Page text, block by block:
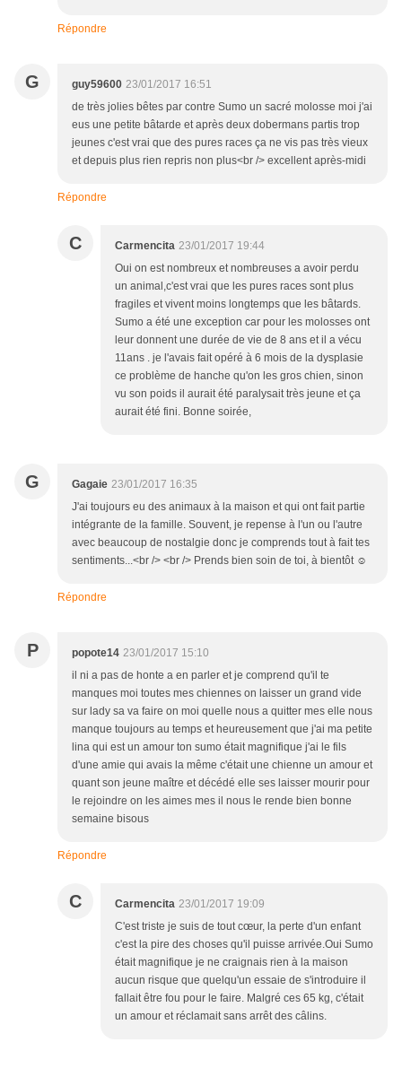
Répondre
G guy59600 23/01/2017 16:51
de très jolies bêtes par contre Sumo un sacré molosse moi j'ai
eus une petite bâtarde et après deux dobermans partis trop
jeunes c'est vrai que des pures races ça ne vis pas très vieux
et depuis plus rien repris non plus<br /> excellent après-midi
Répondre
C Carmencita 23/01/2017 19:44
Oui on est nombreux et nombreuses a avoir perdu
un animal,c'est vrai que les pures races sont plus
fragiles et vivent moins longtemps que les bâtards.
Sumo a été une exception car pour les molosses ont
leur donnent une durée de vie de 8 ans et il a vécu
11ans . je l'avais fait opéré à 6 mois de la dysplasie
ce problème de hanche qu'on les gros chien, sinon
vu son poids il aurait été paralysait très jeune et ça
aurait été fini. Bonne soirée,
G Gagaie 23/01/2017 16:35
J'ai toujours eu des animaux à la maison et qui ont fait partie
intégrante de la famille. Souvent, je repense à l'un ou l'autre
avec beaucoup de nostalgie donc je comprends tout à fait tes
sentiments...<br /> <br /> Prends bien soin de toi, à bientôt ☺
Répondre
P popote14 23/01/2017 15:10
il ni a pas de honte a en parler et je comprend qu'il te
manques moi toutes mes chiennes on laisser un grand vide
sur lady sa va faire on moi quelle nous a quitter mes elle nous
manque toujours au temps et heureusement que j'ai ma petite
lina qui est un amour ton sumo était magnifique j'ai le fils
d'une amie qui avais la même c'était une chienne un amour et
quant son jeune maître et décédé elle ses laisser mourir pour
le rejoindre on les aimes mes il nous le rende bien bonne
semaine bisous
Répondre
C Carmencita 23/01/2017 19:09
C'est triste je suis de tout cœur, la perte d'un enfant
c'est la pire des choses qu'il puisse arrivée.Oui Sumo
était magnifique je ne craignais rien à la maison
aucun risque que quelqu'un essaie de s'introduire il
fallait être fou pour le faire. Malgré ces 65 kg, c'était
un amour et réclamait sans arrêt des câlins.